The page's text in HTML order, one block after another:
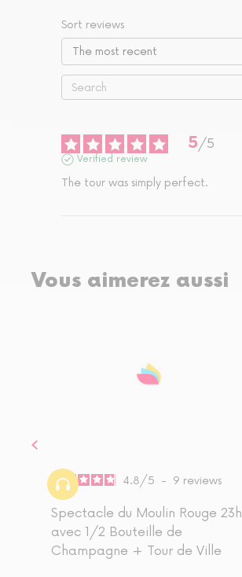
Sort reviews
5/5
Verified review
The tour was simply perfect.
Vous aimerez aussi
4.8/5 - 9 reviews
Spectacle du Moulin Rouge 23h
avec 1/2 Bouteille de
Champagne + Tour de Ville